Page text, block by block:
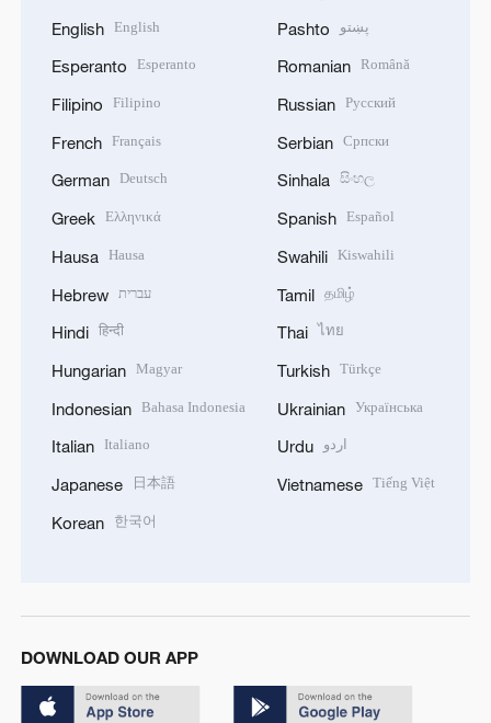
English English
Esperanto Esperanto
Filipino Filipino
French Français
German Deutsch
Greek Ελληνικά
Hausa Hausa
Hebrew עברית
Hindi हिन्दी
Hungarian Magyar
Indonesian Bahasa Indonesia
Italian Italiano
Japanese 日本語
Korean 한국어
Pashto پښتو
Romanian Română
Russian Русский
Serbian Српски
Sinhala සිංහල
Spanish Español
Swahili Kiswahili
Tamil தமிழ்
Thai ไทย
Turkish Türkçe
Ukrainian Українська
Urdu اردو
Vietnamese Tiếng Việt
DOWNLOAD OUR APP